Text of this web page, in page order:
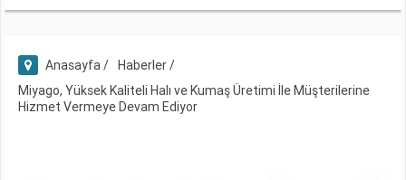
Anasayfa / Haberler /
Miyago, Yüksek Kaliteli Halı ve Kumaş Üretimi İle Müşterilerine
Hizmet Vermeye Devam Ediyor